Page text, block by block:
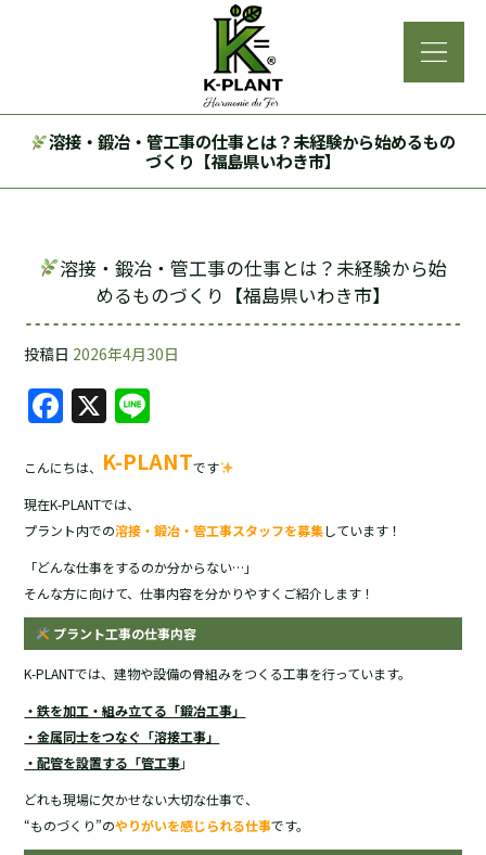
溶接・鍛冶・管工事の仕事とは？未経験から始めるもの
づくり【福島県いわき市】
溶接・鍛冶・管工事の仕事とは？未経験から始
めるものづくり【福島県いわき市】
投稿日 2026年4月30日
F
c
e
b
o
o
k
X
n
e
こんにちは、 K-PLANTです
現在K-PLANTでは、
プラント内での溶接・鍛冶・管工事スタッフを募集しています！
「どんな仕事をするのか分からない…」
そんな方に向けて、仕事内容を分かりやすくご紹介します！
プラント工事の仕事内容
K-PLANTでは、建物や設備の骨組みをつくる工事を行っています。
・鉄を加工・組み立てる「鍛冶工事」
・金属同士をつなぐ「溶接工事」
・配管を設置する「管工事」
どれも現場に欠かせない大切な仕事で、
“ものづくり”のやりがいを感じられる仕事です。